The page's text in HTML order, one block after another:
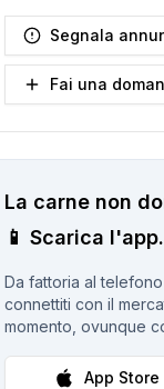
Segnala
Fai una
La carne non
📱 Scarica l'app.
Da fattoria al
connettiti con il
momento, ovunque
App Store